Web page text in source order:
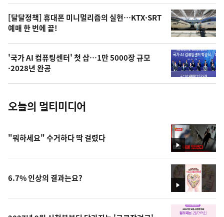
오
늘
의
사
진
[달달정책] 휴대폰 미니멀리즘의 실현…KTX·SRT
예매 한 번에 끝!
'국가 AI 컴퓨팅센터' 첫 삽…1만 5000장 규모
·2028년 완공
오늘의 멀티미디어
영
상
"뭐하세요" 수거하다 딱 걸렸다
영
상
6.7% 인상의 결과는요?